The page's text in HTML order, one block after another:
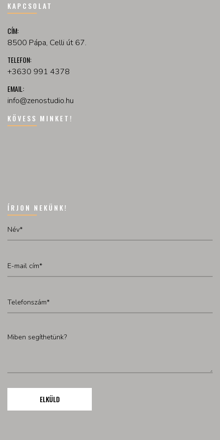
KAPCSOLAT
CÍM:
8500 Pápa, Celli út 67.
TELEFON:
+3630 991 4378
EMAIL:
info@zenostudio.hu
KÖVESS MINKET!
ÍRJON NEKÜNK!